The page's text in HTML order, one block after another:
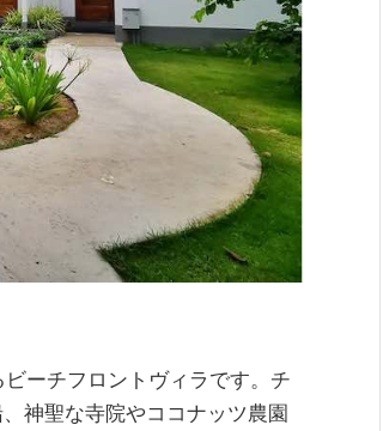
ーチフロントヴィラです。チ
神聖な寺院やココナッツ農園